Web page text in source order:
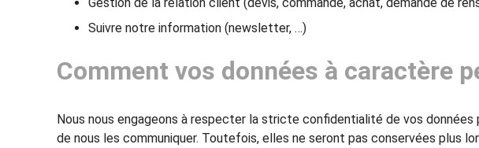
Suivre notre information (newsletter, …)
Comment vos données à caractère
Nous nous engageons à respecter la stricte confidentialité de vos
de nous les communiquer. Toutefois, elles ne seront pas conservées plus